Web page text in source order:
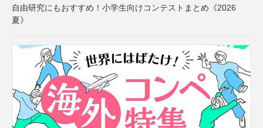
自由研究にもおすすめ！小学生向けコンテストまとめ《2026
夏》